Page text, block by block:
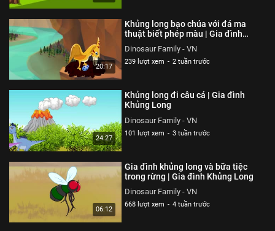
20:17
Khủng long bạo chúa với đá ma
thuật biết phép màu | Gia đình
Khủng Long
Dinosaur Family - VN
239 lượt xem - 2 tuần trước
24:27
Khủng long đi câu cá | Gia đình
Khủng Long
Dinosaur Family - VN
101 lượt xem - 3 tuần trước
06:12
Gia đình khủng long và bữa tiệc
trong rừng | Gia đình Khủng Long
Dinosaur Family - VN
668 lượt xem - 4 tuần trước